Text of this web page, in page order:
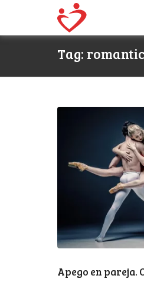
Tag:
Apego en pareja.